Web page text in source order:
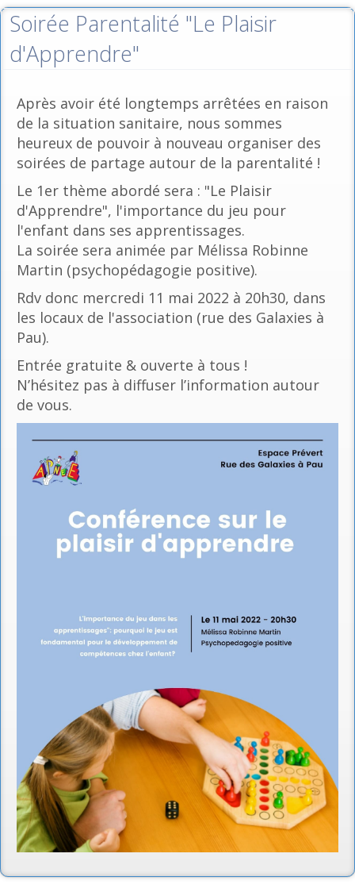
Soirée Parentalité "Le Plaisir
d'Apprendre"
Après avoir été longtemps arrêtées en raison
de la situation sanitaire, nous sommes
heureux de pouvoir à nouveau organiser des
soirées de partage autour de la parentalité !
Le 1er thème abordé sera : "Le Plaisir
d'Apprendre", l'importance du jeu pour
l'enfant dans ses apprentissages.
La soirée sera animée par Mélissa Robinne
Martin (psychopédagogie positive).
Rdv donc mercredi 11 mai 2022 à 20h30, dans
les locaux de l'association (rue des Galaxies à
Pau).
Entrée gratuite & ouverte à tous !
N’hésitez pas à diffuser l’information autour
de vous.